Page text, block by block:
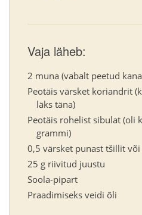
Vaja läheb:
2 muna (vabalt peetud
Peotäis värsket koriandrit
läks täna)
Peotäis rohelist sibulat (oli
grammi)
0,5 värsket punast tšillit
25 g riivitud juustu
Soola-pipart
Praadimiseks veidi õli